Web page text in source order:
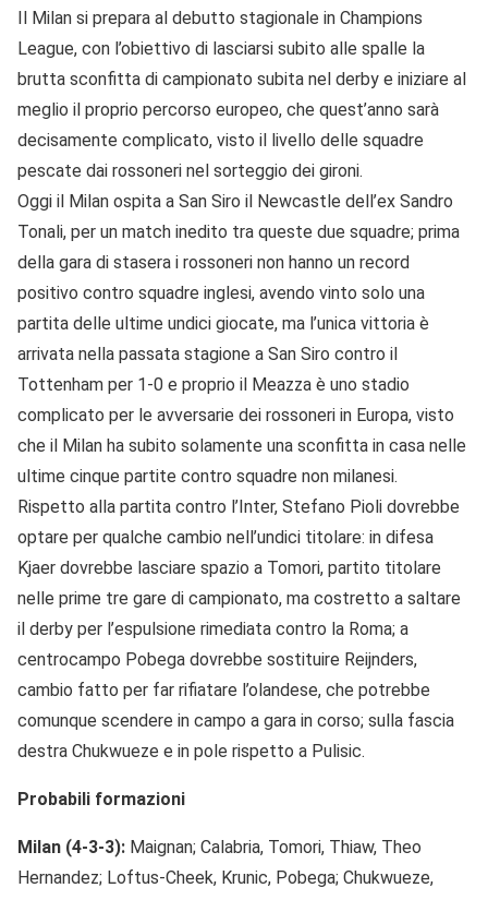
Il Milan si prepara al debutto stagionale in Champions
League, con l’obiettivo di lasciarsi subito alle spalle la
brutta sconfitta di campionato subita nel derby e iniziare al
meglio il proprio percorso europeo, che quest’anno sarà
decisamente complicato, visto il livello delle squadre
pescate dai rossoneri nel sorteggio dei gironi.
Oggi il Milan ospita a San Siro il Newcastle dell’ex Sandro
Tonali, per un match inedito tra queste due squadre; prima
della gara di stasera i rossoneri non hanno un record
positivo contro squadre inglesi, avendo vinto solo una
partita delle ultime undici giocate, ma l’unica vittoria è
arrivata nella passata stagione a San Siro contro il
Tottenham per 1-0 e proprio il Meazza è uno stadio
complicato per le avversarie dei rossoneri in Europa, visto
che il Milan ha subito solamente una sconfitta in casa nelle
ultime cinque partite contro squadre non milanesi.
Rispetto alla partita contro l’Inter, Stefano Pioli dovrebbe
optare per qualche cambio nell’undici titolare: in difesa
Kjaer dovrebbe lasciare spazio a Tomori, partito titolare
nelle prime tre gare di campionato, ma costretto a saltare
il derby per l’espulsione rimediata contro la Roma; a
centrocampo Pobega dovrebbe sostituire Reijnders,
cambio fatto per far rifiatare l’olandese, che potrebbe
comunque scendere in campo a gara in corso; sulla fascia
destra Chukwueze e in pole rispetto a Pulisic.
Probabili formazioni
Milan (4-3-3): Maignan; Calabria, Tomori, Thiaw, Theo
Hernandez; Loftus-Cheek, Krunic, Pobega; Chukwueze,